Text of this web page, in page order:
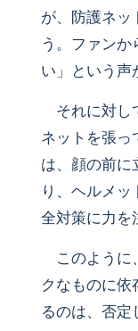
が、防護ネッ
う。ファン
い」という声
それに対し
ネットを張っ
は、顔の前に
り、ヘルメ
全対策に力を
このように
クなものに依
るのは、否定